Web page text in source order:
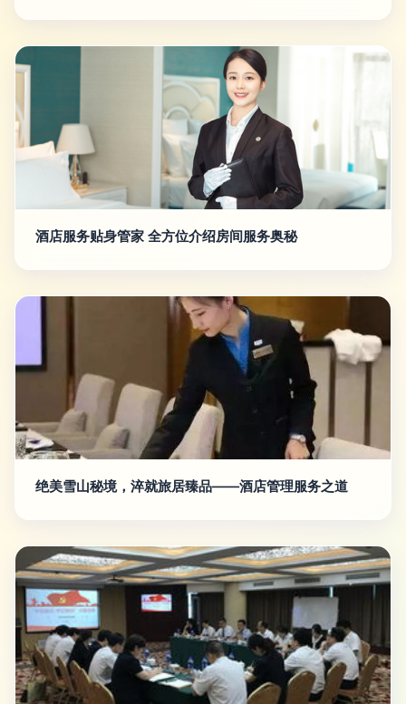
酒店服务贴身管家 全方位介绍房间服务奥秘
绝美雪山秘境，淬就旅居臻品——酒店管理服务之道